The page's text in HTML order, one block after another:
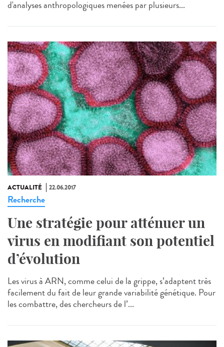
d'analyses anthropologiques menées par plusieurs...
ACTUALITÉ 22.06.2017
Recherche
Une stratégie pour atténuer un
virus en modifiant son potentiel
d’évolution
Les virus à ARN, comme celui de la grippe, s’adaptent très
facilement du fait de leur grande variabilité génétique. Pour
les combattre, des chercheurs de l’...